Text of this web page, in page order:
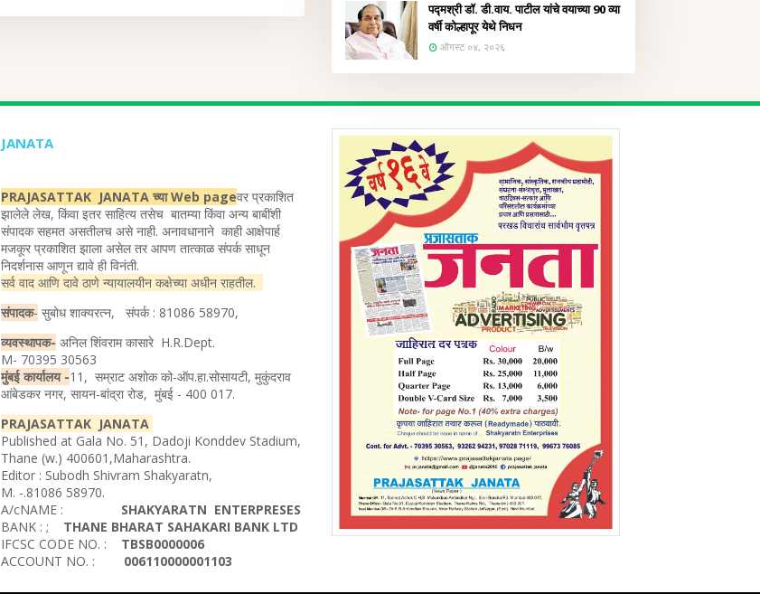
पद्मश्री डॉ. डी.वाय. पाटील यांचे वयाच्या 90 व्या
वर्षी कोल्हापूर येथे निधन
ऑगस्ट ०४, २०२६
JANATA
PRAJASATTAK JANATA च्या Web pageवर प्रकाशित
झालेले लेख, किंवा इतर साहित्य तसेच बातम्या किंवा अन्य बाबींशी
संपादक सहमत असतीलच असे नाही. अनावधानाने काही आक्षेपार्ह
मजकूर प्रकाशित झाला असेल तर आपण तात्काळ संपर्क साधून
निदर्शनास आणून द्यावे ही विनंती.
सर्व वाद आणि दावे ठाणे न्यायालयीन कक्षेच्या अधीन राहतील.
संपादक- सुबोध शाक्यरत्न, संपर्क : 81086 58970,
व्यवस्थापक- अनिल शिंवराम कासारे H.R.Dept.
M- 70395 30563
मुंबई कार्यालय -11, सम्राट अशोक को-ऑप.हा.सोसायटी, मुकुंदराव
आंबेडकर नगर, सायन-बांद्रा रोड, मुंबई - 400 017.
PRAJASATTAK JANATA
Published at Gala No. 51, Dadoji Konddev Stadium,
Thane (w.) 400601,Maharashtra.
Editor : Subodh Shivram Shakyaratn,
M. -.81086 58970.
A/cNAME : SHAKYARATN ENTERPRESES
BANK : ; THANE BHARAT SAHAKARI BANK LTD
IFCSC CODE NO. : TBSB0000006
ACCOUNT NO. : 006110000001103